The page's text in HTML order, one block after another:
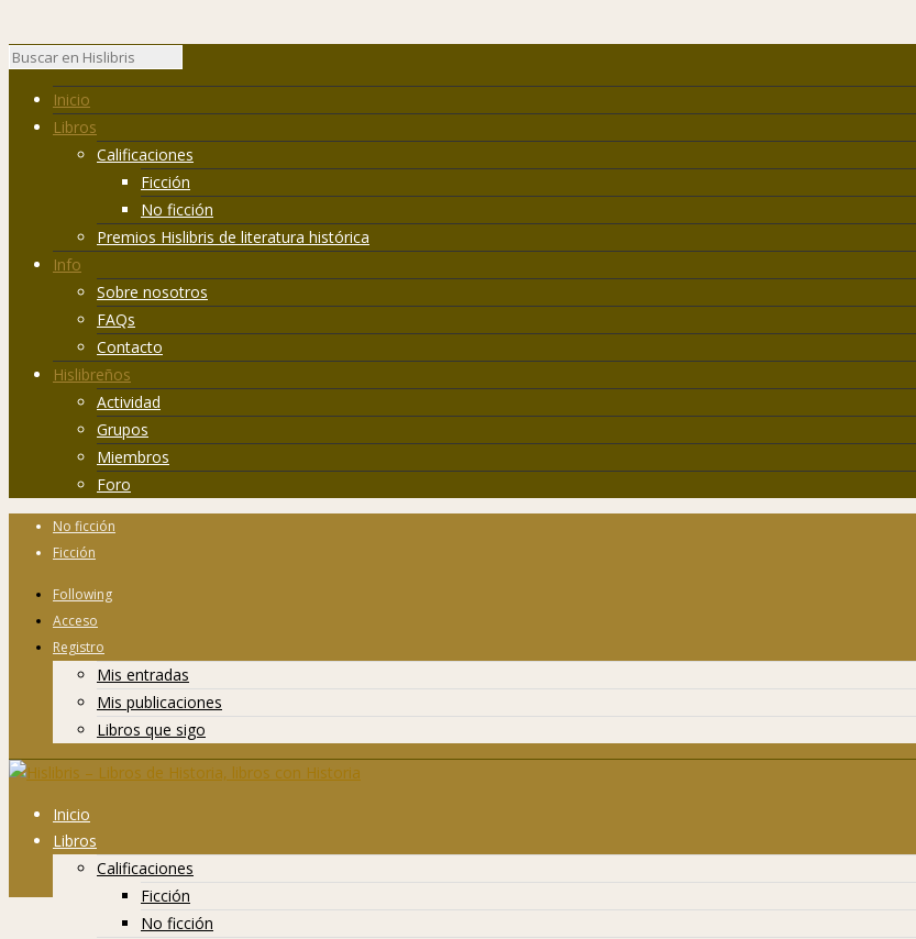
Inicio
Libros
Calificaciones
Ficción
No ficción
Premios Hislibris de literatura histórica
Info
Sobre nosotros
FAQs
Contacto
Hislibreños
Actividad
Grupos
Miembros
Foro
No ficción
Ficción
Following
Acceso
Registro
Mis entradas
Mis publicaciones
Libros que sigo
Inicio
Libros
Calificaciones
Ficción
No ficción